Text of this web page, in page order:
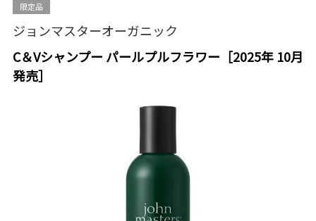
限定品
ジョンマスターオーガニック
C＆Vシャンプー パールプルフラワー［2025年 10月
発売］